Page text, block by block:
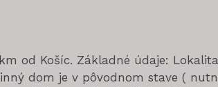
od Košíc. Základné údaje:
dom je v pôvodnom stave (